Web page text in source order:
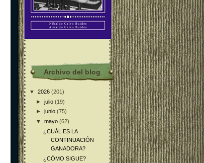
Archivo del blog
▼ 2026 (201)
►julio(19)
►junio(75)
▼mayo(62)
¿CUÁL ES LA
CONTINUACIÓN
GANADORA?
¿CÓMO SIGUE?